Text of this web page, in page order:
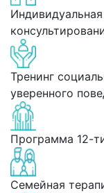
Тренинг
уверенного
Программа 12-
Семейная